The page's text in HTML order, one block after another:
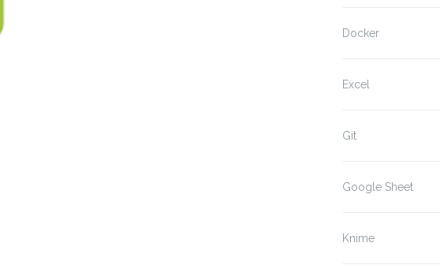
Docker
Excel
Git
Google Sheet
Knime